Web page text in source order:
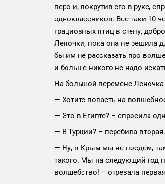
перо и, покрутив его в руке,
одноклассников. Все-таки 10
грациозных птиц в стену,
Леночки, пока она не решила
бы им не рассказать про
и больше никого не надо
На большой перемене
— Хотите попасть на
— Это в Египте? – спросила
— В Турции? – перебила вторая.
— Ну, в Крым мы не поедем, там
такого. Мы на следующий год
волшебство! – отрезала